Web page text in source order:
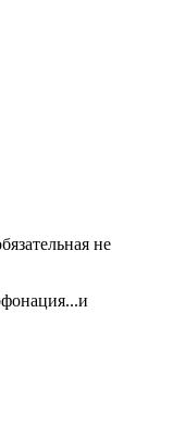
не